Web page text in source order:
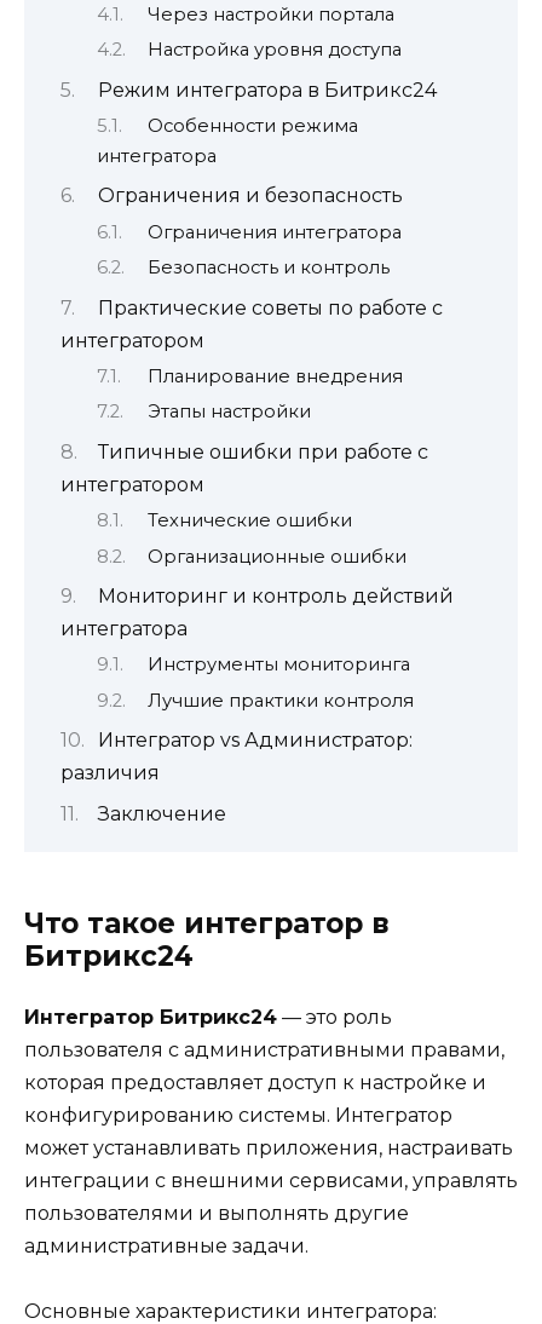
Через настройки портала
Настройка уровня доступа
Режим интегратора в Битрикс24
Особенности режима
интегратора
Ограничения и безопасность
Ограничения интегратора
Безопасность и контроль
Практические советы по работе с
интегратором
Планирование внедрения
Этапы настройки
Типичные ошибки при работе с
интегратором
Технические ошибки
Организационные ошибки
Мониторинг и контроль действий
интегратора
Инструменты мониторинга
Лучшие практики контроля
Интегратор vs Администратор:
различия
Заключение
Что такое интегратор в
Битрикс24
Интегратор Битрикс24 — это роль
пользователя с административными правами,
которая предоставляет доступ к настройке и
конфигурированию системы. Интегратор
может устанавливать приложения, настраивать
интеграции с внешними сервисами, управлять
пользователями и выполнять другие
административные задачи.
Основные характеристики интегратора: